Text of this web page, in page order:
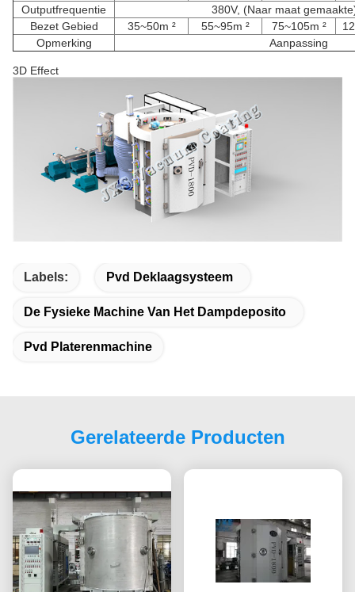
Outputfrequentie
380V, (Naar maat
Bezet Gebied
35~50m ² 55~95m ² 75~105m ²
Opmerking
Aanpassing
3D Effect
Labels: Pvd Deklaagsysteem
De Fysieke Machine Van Het Dampdeposito
Pvd Platerenmachine
Gerelateerde Producten